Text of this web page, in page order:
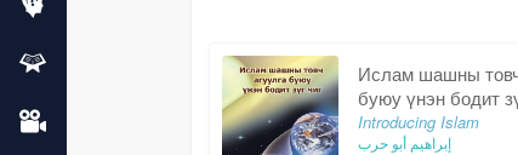
Ислам шашны товч
буюу үнэн бодит
Introducing Islam
إبراهيم أبو حرب